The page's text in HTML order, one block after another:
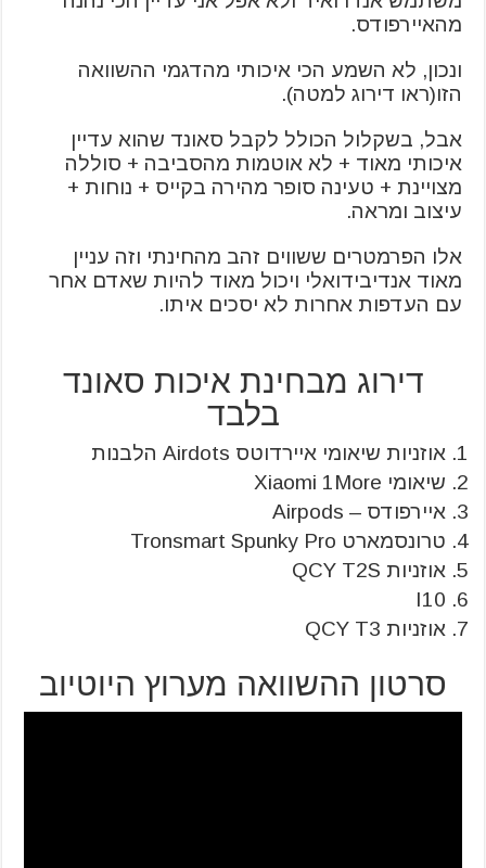
מהאיירפודס.
ונכון, לא השמע הכי איכותי מהדגמי ההשוואה
הזו(ראו דירוג למטה).
אבל, בשקלול הכולל לקבל סאונד שהוא עדיין
איכותי מאוד + לא אוטמות מהסביבה + סוללה
מצויינת + טעינה סופר מהירה בקייס + נוחות +
עיצוב ומראה.
אלו הפרמטרים ששווים זהב מהחינתי וזה עניין
מאוד אנדיבידואלי ויכול מאוד להיות שאדם אחר
עם העדפות אחרות לא יסכים איתו.
דירוג מבחינת איכות סאונד
בלבד
אוזניות שיאומי איירדוטס Airdots הלבנות
שיאומי Xiaomi 1More
איירפודס – Airpods
טרונסמארט Tronsmart Spunky Pro
אוזניות QCY T2S
I10
אוזניות QCY T3
סרטון ההשוואה מערוץ היוטיוב